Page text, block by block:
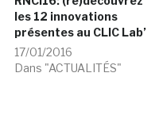
les 12 innovations
présentes au CLIC Lab’
17/01/2016
Dans "ACTUALITÉS"